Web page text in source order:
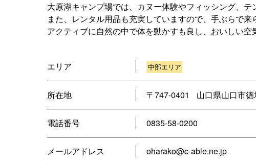
大原湖キャンプ場では、カヌー体験やフィッシング、
また、レンタル用品も充実していますので、手ぶらで来
アクティブに自然の中で体を動かすも良し、おいしい
エリア 中部エリア
所在地 〒747-0401 山口県山口市
電話番号 0835-58-0200
メールアドレス oharako@c-able.ne.jp